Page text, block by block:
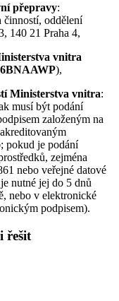
přepravy:
činností, oddělení
140 21 Praha 4,
vnitra
6BNAAWP),
Ministerstva vnitra:
musí být podání
založeným na
pokud je podání
zejména
nebo veřejné datové
nutné jej do 5 dnů
nebo v elektronické
podpisem).
řešit